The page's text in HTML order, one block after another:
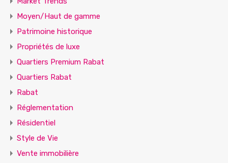
Moyen/Haut de gamme
Patrimoine historique
Propriétés de luxe
Quartiers Premium Rabat
Quartiers Rabat
Rabat
Réglementation
Résidentiel
Style de Vie
Vente immobilière